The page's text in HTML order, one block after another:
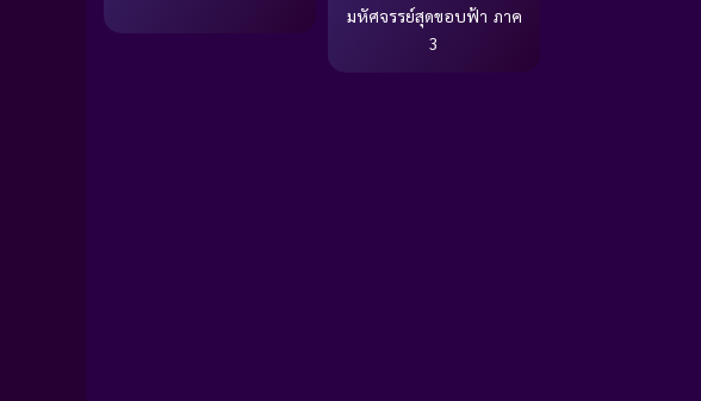
มหัศจรรย์สุดขอบฟ้า ภาค
3